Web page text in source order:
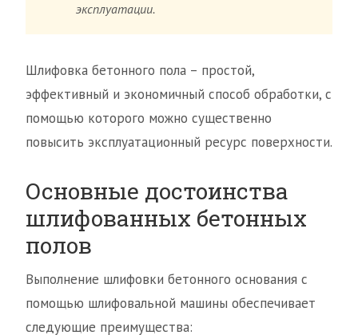
эксплуатации.
Шлифовка бетонного пола – простой,
эффективный и экономичный способ обработки, с
помощью которого можно существенно
повысить эксплуатационный ресурс поверхности.
Основные достоинства
шлифованных бетонных
полов
Выполнение шлифовки бетонного основания с
помощью шлифовальной машины обеспечивает
следующие преимущества: